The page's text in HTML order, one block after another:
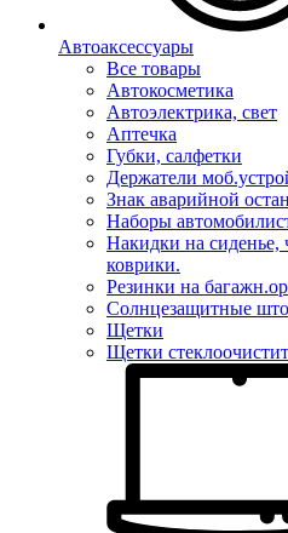
Автоаксессуары
Все товары
Автокосметика
Автоэлектрика, свет
Аптечка
Губки, салфетки
Держатели
Знак аварийной
Наборы
Накидки на сиденье,
коврики.
Резинки на
Солнцезащитные
Щетки
Щетки